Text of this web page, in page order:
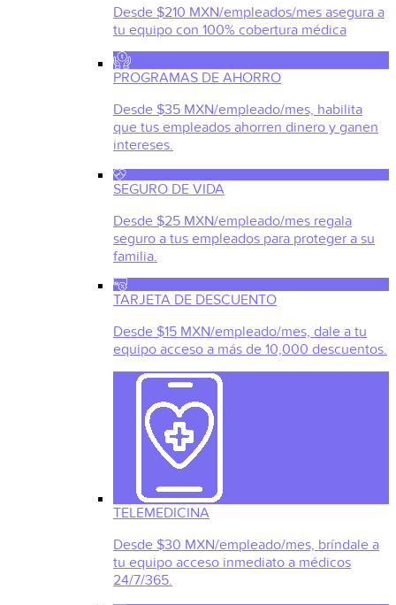
Desde $210 MXN/empleados/mes asegura a
tu equipo con 100% cobertura médica
PROGRAMAS DE AHORRO
Desde $35 MXN/empleado/mes, habilita
que tus empleados ahorren dinero y ganen
intereses.
SEGURO DE VIDA
Desde $25 MXN/empleado/mes regala
seguro a tus empleados para proteger a su
familia.
TARJETA DE DESCUENTO
Desde $15 MXN/empleado/mes, dale a tu
equipo acceso a más de 10,000 descuentos.
TELEMEDICINA
Desde $30 MXN/empleado/mes, bríndale a
tu equipo acceso inmediato a médicos
24/7/365.